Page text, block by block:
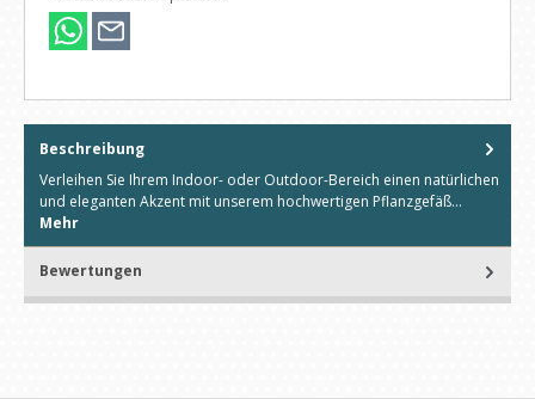
Beschreibung
Verleihen Sie Ihrem Indoor- oder Outdoor-Bereich einen natürlichen
und eleganten Akzent mit unserem hochwertigen Pflanzgefäß…
Mehr
Bewertungen